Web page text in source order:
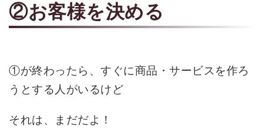
②お客様を決める
①が終わったら、すぐに商品・サービスを作ろ
うとする人がいるけど
それは、まだだよ！